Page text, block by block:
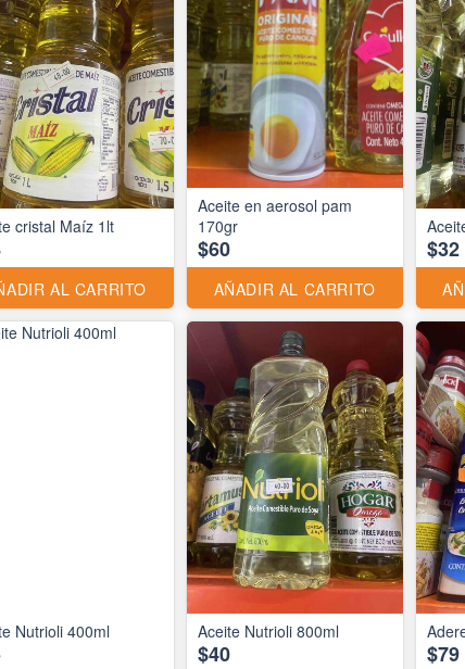
cristal Maíz 1lt
AL CARRITO
Aceite en aerosol pam
170gr
$60
AÑADIR AL CARRITO
$32
Nutrioli 400ml Aceite Nutrioli 800ml
$40 $79